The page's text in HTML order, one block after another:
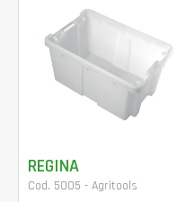
REGINA
Cod. 5005 - Agritools